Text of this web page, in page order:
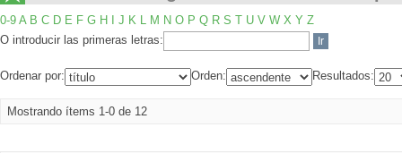
0-9 A B C D E F G H J K L M N O P Q R S T U V W X Y Z
O introducir las primeras letras:
Ordenar por: Orden: Resultados:
Mostrando ítems 1-0 de 12